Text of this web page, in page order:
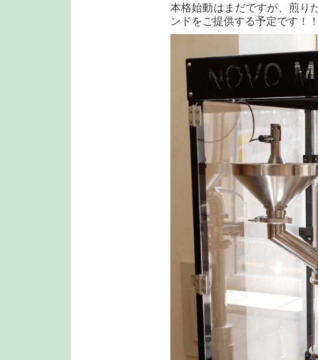
本格始動はまだですが、煎り
ンドをご提供する予定です！